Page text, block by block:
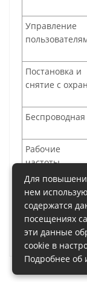
Управление
Постановка и
снятие с
Беспроводная
Рабочие
частоты
Дальность
передачи
сигнала
Для
нем
содержатся
посещениях
эти данные
cookie в
Подробнее об